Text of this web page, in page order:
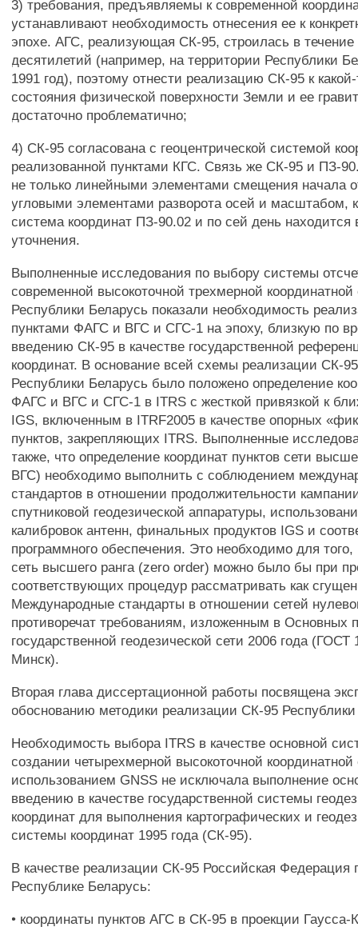
3) требования, предъявляемы к современной
устанавливают необходимость отнесения ее к
эпохе. АГС, реализующая СК-95, строилась в течение
десятилетий (например, на территории Республики
1991 год), поэтому отнести реализацию СК-95 к
состояния физической поверхности Земли и ее
достаточно проблематично;
4) СК-95 согласована с геоцентрической системой
реализованной пунктами КГС. Связь же СК-95 и ПЗ-
не только линейными элементами смещения начала
угловыми элементами разворота осей и масштабом,
система координат ПЗ-90.02 и по сей день находится
уточнения.
Выполненные исследования по выбору системы
современной высокоточной трехмерной
Республики Беларусь показали необходимость
пунктами ФАГС и ВГС и СГС-1 на эпоху, близкую по
введению СК-95 в качестве государственной
координат. В основание всей схемы реализации СК-
Республики Беларусь было положено определение
ФАГС и ВГС и СГС-1 в ITRS с жесткой привязкой к
IGS, включенным в ITRF2005 в качестве опорных
пунктов, закрепляющих ITRS. Выполненные
также, что определение координат пунктов сети
ВГС) необходимо выполнить с соблюдением
стандартов в отношении продолжительности
спутниковой геодезической аппаратуры,
калибровок антенн, финальных продуктов IGS и
программного обеспечения. Это необходимо для
сеть высшего ранга (zero order) можно было бы при
соответствующих процедур рассматривать как
Международные стандарты в отношении сетей
противоречат требованиям, изложенным в Основных
государственной геодезической сети 2006 года
Минск).
Вторая глава диссертационной работы посвящена
обоснованию методики реализации СК-95
Необходимость выбора ITRS в качестве основной
создании четырехмерной высокоточной
использованием GNSS не исключала выполнение
введению в качестве государственной системы
координат для выполнения картографических и
системы координат 1995 года (СК-95).
В качестве реализации СК-95 Российская Федерация
Республике Беларусь:
• координаты пунктов АГС в СК-95 в проекции Гаусса-